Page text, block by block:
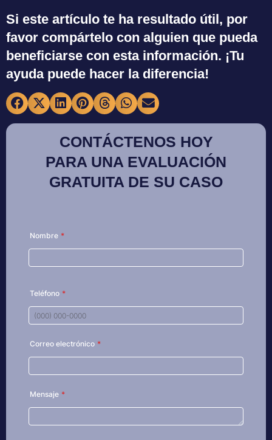
Si este artículo te ha resultado útil, por
favor compártelo con alguien que pueda
beneficiarse con esta información. ¡Tu
ayuda puede hacer la diferencia!
CONTÁCTENOS HOY
PARA UNA EVALUACIÓN
GRATUITA DE SU CASO